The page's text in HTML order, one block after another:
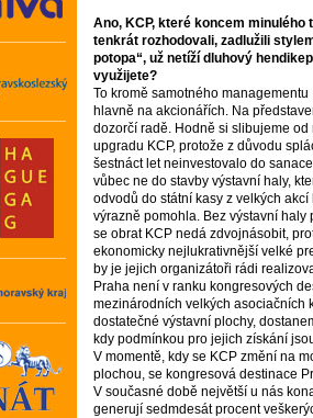
Ano, KCP, které koncem minulého
tenkrát rozhodovali, zadlužili
potopa“, už netíží dluhový
využijete?
To kromě samotného managementu
hlavně na akcionářích. Na
dozorčí radě. Hodně si slibujeme od
upgradu KCP, protože z důvodu
šestnáct let neinvestovalo do
vůbec ne do stavby výstavní haly,
odvodů do státní kasy z velkých
výrazně pomohla. Bez výstavní
se obrat KCP nedá zdvojnásobit,
ekonomicky nejlukrativnější velké
by je jejich organizátoři rádi
Praha není v ranku kongresových
mezinárodních velkých asociačních
dostatečné výstavní plochy,
kdy podmínkou pro jejich získání
V momentě, kdy se KCP změní na
plochou, se kongresová destinace
V současné době největší u nás
generují sedmdesát procent